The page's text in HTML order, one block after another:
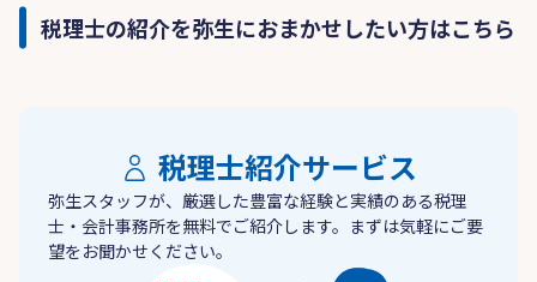
税理士の紹介を弥生におまかせしたい方はこちら
税理士紹介サービス
弥生スタッフが、厳選した豊富な経験と実績のある税理
士・会計事務所を無料でご紹介します。まずは気軽にご要
望をお聞かせください。